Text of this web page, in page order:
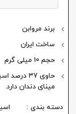
برند مروابن
ساخت ایران
حجم 10 میلی گرم
حاوی 37
مینای دندان دارد.
دسته بندی :